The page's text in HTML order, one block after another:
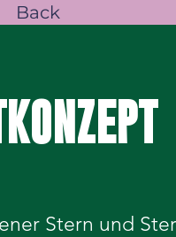
Back
Stern und